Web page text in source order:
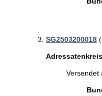
SG2503200018 (
Versendet